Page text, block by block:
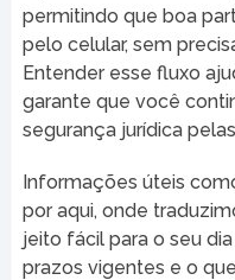
permitindo que boa
pelo celular, sem
Entender esse fluxo
garante que você
segurança jurídica
Informações úteis
por aqui, onde
jeito fácil para o seu
prazos vigentes e o